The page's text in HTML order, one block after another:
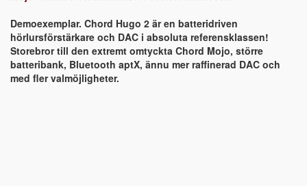
Demoexemplar. Chord Hugo 2 är en batteridriven
hörlursförstärkare och DAC i absoluta referensklassen!
Storebror till den extremt omtyckta Chord Mojo, större
batteribank, Bluetooth aptX, ännu mer raffinerad DAC och
med fler valmöjligheter.